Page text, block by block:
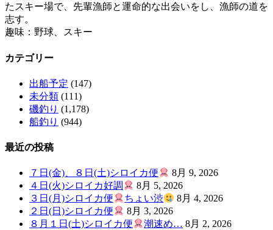
たスキー場で、先輩漁師と運命的な出会いをし、漁師の道を
志す。
趣味：野球、スキー
カテゴリー
出船予定 (147)
未分類 (111)
磯釣り (1,178)
船釣り (944)
最近の投稿
７日(金)、８日(土)シロイカ便
8月 9, 2026
４日(火)シロイカ好調
8月 5, 2026
３日(月)シロイカ便
ちょい渋
8月 4, 2026
２日(日)シロイカ便
8月 3, 2026
８月１日(土)シロイカ便
潮速め… 8月 2, 2026